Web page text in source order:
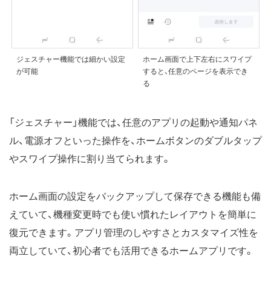
ジェスチャー機能では細かい設定
が可能
ホーム画面で上下左右にスワイプ
すると、任意のページを表示でき
る
「ジェスチャー」機能では、任意のアプリの起動や通知パネ
ル、電源オフといった操作を、ホームボタンのダブルタップ
やスワイプ操作に割り当てられます。
ホーム画面の設定をバックアップして保存できる機能も備
えていて、機種変更時でも使い慣れたレイアウトを簡単に
復元できます。アプリ管理のしやすさとカスタマイズ性を
両立していて、初心者でも活用できるホームアプリです。